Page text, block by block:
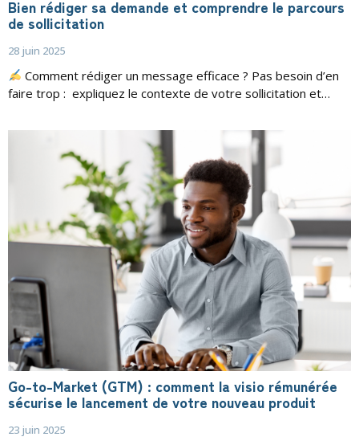
Bien rédiger sa demande et comprendre le parcours
de sollicitation
28 juin 2025
Comment rédiger un message efficace ? Pas besoin d’en
faire trop : expliquez le contexte de votre sollicitation et…
Go-to-Market (GTM) : comment la visio rémunérée
sécurise le lancement de votre nouveau produit
23 juin 2025